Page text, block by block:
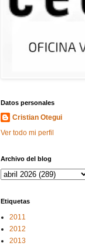
Datos personales
Cristian Otegui
Ver todo mi perfil
Archivo del blog
Etiquetas
2011
2012
2013